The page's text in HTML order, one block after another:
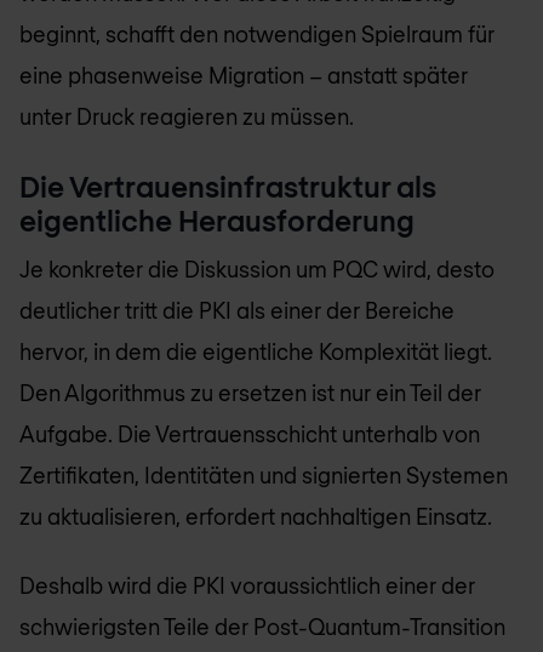
beginnt, schafft den notwendigen Spielraum für
eine phasenweise Migration – anstatt später
unter Druck reagieren zu müssen.
Die Vertrauensinfrastruktur als
eigentliche Herausforderung
Je konkreter die Diskussion um PQC wird, desto
deutlicher tritt die PKI als einer der Bereiche
hervor, in dem die eigentliche Komplexität liegt.
Den Algorithmus zu ersetzen ist nur ein Teil der
Aufgabe. Die Vertrauensschicht unterhalb von
Zertifikaten, Identitäten und signierten Systemen
zu aktualisieren, erfordert nachhaltigen Einsatz.
Deshalb wird die PKI voraussichtlich einer der
schwierigsten Teile der Post-Quantum-Transition